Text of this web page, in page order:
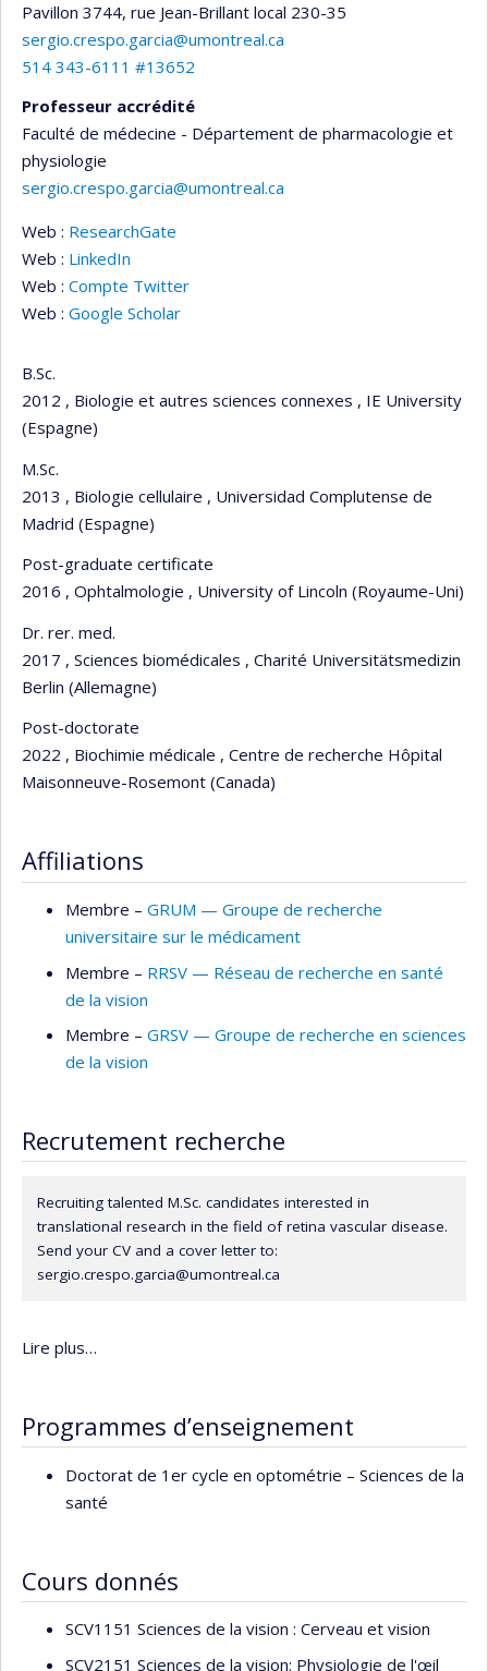
Pavillon 3744, rue Jean-Brillant local 230-35
sergio.crespo.garcia@umontreal.ca
514 343-6111 #13652
Professeur accrédité
Faculté de médecine - Département de pharmacologie et
physiologie
sergio.crespo.garcia@umontreal.ca
Web : ResearchGate
Web : LinkedIn
Web : Compte Twitter
Web : Google Scholar
B.Sc.
2012 , Biologie et autres sciences connexes , IE University
(Espagne)
M.Sc.
2013 , Biologie cellulaire , Universidad Complutense de
Madrid (Espagne)
Post-graduate certificate
2016 , Ophtalmologie , University of Lincoln (Royaume-Uni)
Dr. rer. med.
2017 , Sciences biomédicales , Charité Universitätsmedizin
Berlin (Allemagne)
Post-doctorate
2022 , Biochimie médicale , Centre de recherche Hôpital
Maisonneuve-Rosemont (Canada)
Affiliations
Membre – GRUM — Groupe de recherche
universitaire sur le médicament
Membre – RRSV — Réseau de recherche en santé
de la vision
Membre – GRSV — Groupe de recherche en sciences
de la vision
Recrutement recherche
Recruiting talented M.Sc. candidates interested in
translational research in the field of retina vascular disease.
Send your CV and a cover letter to:
sergio.crespo.garcia@umontreal.ca
Lire plus…
Programmes d’enseignement
Doctorat de 1er cycle en optométrie – Sciences de la
santé
Cours donnés
SCV1151 Sciences de la vision : Cerveau et vision
SCV2151 Sciences de la vision: Physiologie de l'œil